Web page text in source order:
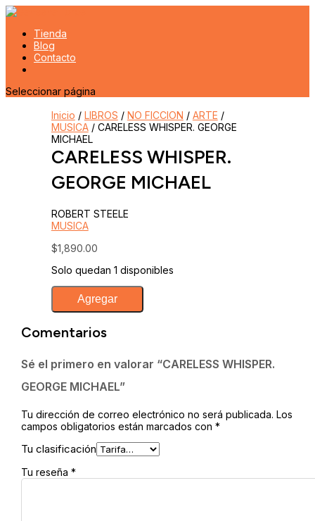
Tienda
Blog
Contacto
Seleccionar página
Inicio / LIBROS / NO FICCION / ARTE /
MUSICA/ CARELESS WHISPER. GEORGE
MICHAEL
CARELESS WHISPER.
GEORGE MICHAEL
ROBERT STEELE
MUSICA
$1,890.00
Solo quedan 1 disponibles
CARELESS
WHISPER.
GEORGE
MICHAEL
cantidad
Agregar
Comentarios
Sé el primero en valorar “CARELESS WHISPER.
GEORGE MICHAEL”
Tu dirección de correo electrónico no será publicada. Los
campos obligatorios están marcados con *
Tu clasificación
Tu reseña *